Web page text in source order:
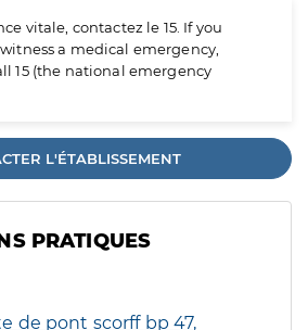
vitale, contactez le 15. If you
a medical emergency,
15 (the national emergency
L'ÉTABLISSEMENT
PRATIQUES
de pont scorff bp 47,